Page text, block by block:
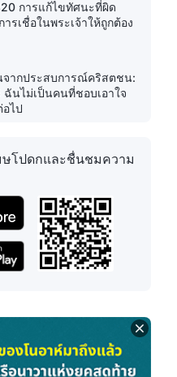
การแก้ไขทัศนะที่ผิด
ารเชื่อในพระเจ้าให้ถูกต้อง
จากประสบการณ์คริสตชน:
นไม่เป็นคนที่ชอบเอาใจ
ไป
จากประสบการณ์คริสตชน:
ภาพแวดล้อมที่อันตราย
เห็นแก่ตัวของผม
ากประสบการณ์คริสตชน:
ารตอบแทนบุญคุณเป็น
จากประสบการณ์คริสตชน:
ผมเรียนรู้วิธีปฏิบัติต่อ
างถูกต้อง
ษโปดกและชื่นชมความ